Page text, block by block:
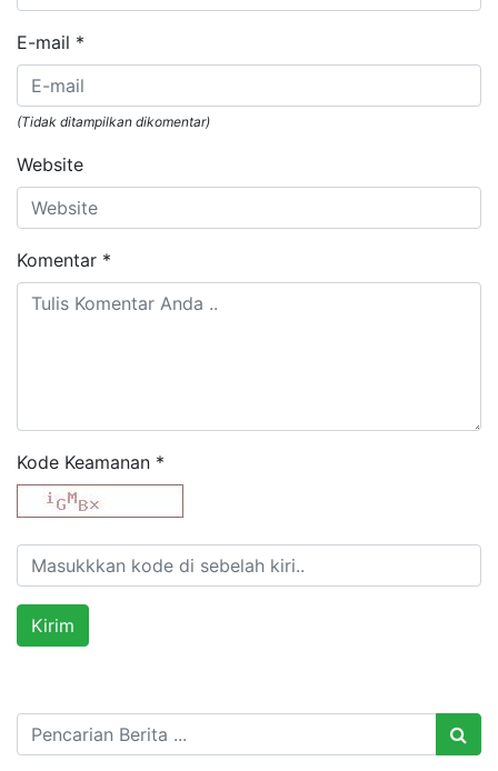
E-mail *
(Tidak ditampilkan dikomentar)
Website
Komentar *
Kode Keamanan *